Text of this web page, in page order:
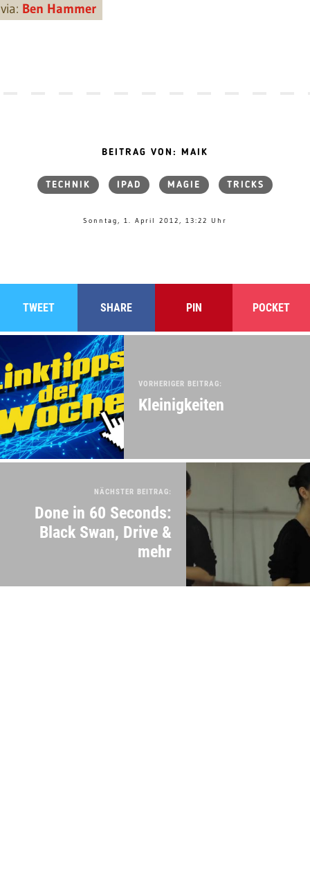
via: Ben Hammer
BEITRAG VON: MAIK
TECHNIK IPAD MAGIE TRICKS
Sonntag, 1. April 2012, 13:22 Uhr
TWEET SHARE PIN POCKET
VORHERIGER BEITRAG:
Kleinigkeiten
NÄCHSTER BEITRAG:
Done in 60 Seconds:
Black Swan, Drive &
mehr